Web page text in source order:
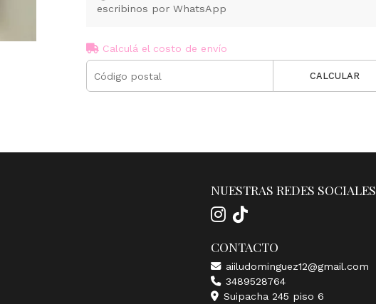
escribinos por WhatsApp
Calculá el costo de envío
CALCULAR
NUESTRAS REDES SOCIALES
CONTACTO
aiiludominguez12@gmail.com
3489528764
Suipacha 245 piso 6